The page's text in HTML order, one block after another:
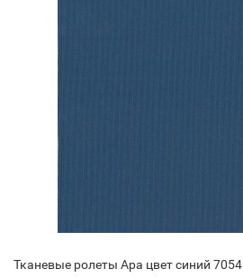
Тканевые ролеты Ара цвет синий 7054